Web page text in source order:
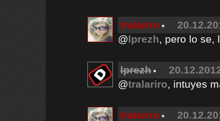
tralariro
@lprezh, pero lo se,
lprezh
@tralariro, intuyes
tralariro